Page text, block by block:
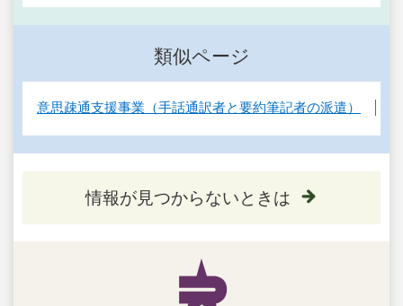
類似ページ
意思疎通支援事業（手話通訳者と要約筆記者の派遣）
情報が見つからないときは